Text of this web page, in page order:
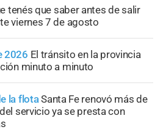
tenés que saber antes de salir
viernes 7 de agosto
2026 El tránsito en la provincia
minuto a minuto
la flotaSanta Fe renovó más de
servicio ya se presta con